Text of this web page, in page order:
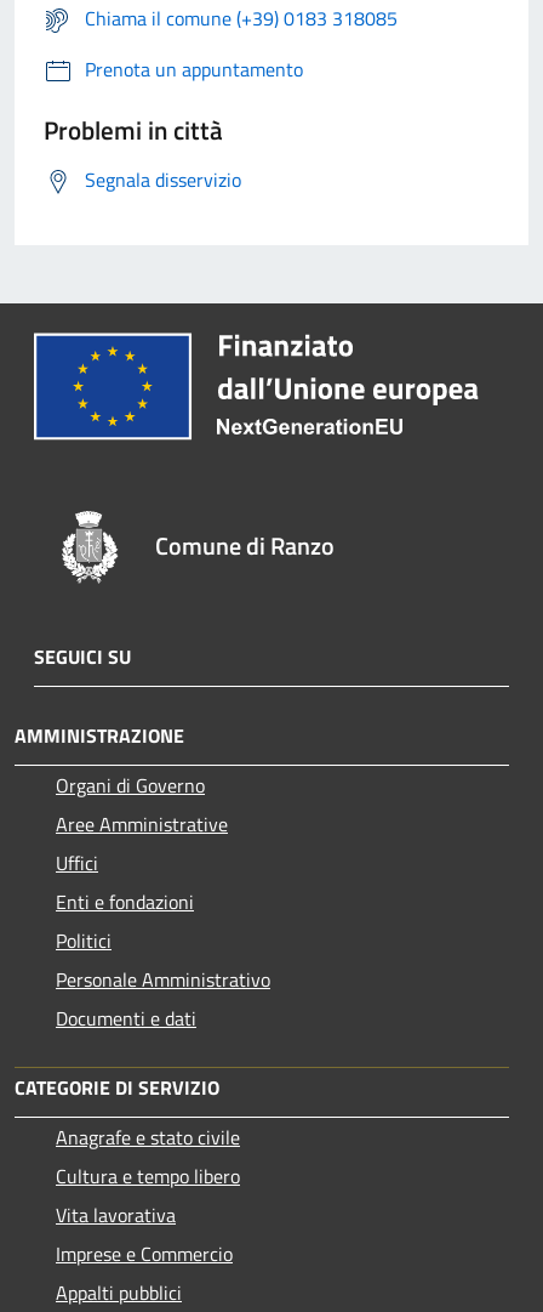
Chiama il comune (+39) 0183 318085
Prenota un appuntamento
Problemi in città
Segnala disservizio
Comune di Ranzo
SEGUICI SU
AMMINISTRAZIONE
Organi di Governo
Aree Amministrative
Uffici
Enti e fondazioni
Politici
Personale Amministrativo
Documenti e dati
CATEGORIE DI SERVIZIO
Anagrafe e stato civile
Cultura e tempo libero
Vita lavorativa
Imprese e Commercio
Appalti pubblici